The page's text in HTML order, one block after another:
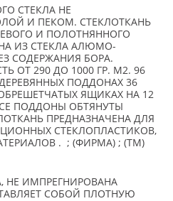
СТЕКЛА НЕ
И ПЕКОМ. СТЕКЛОТКАНЬ
И ПОЛОТНЯННОГО
ИЗ СТЕКЛА АЛЮМО-
СОДЕРЖАНИЯ БОРА.
ОТ 290 ДО 1000 ГР. М2. 96
ПОДДОНАХ 36
ЯЩИКАХ НА 12
ПОДДОНЫ ОБТЯНУТЫ
ПРЕДНАЗНАЧЕНА ДЛЯ
СТЕКЛОПЛАСТИКОВ,
. ; (ФИРМА) ; (TM)
НЕ ИМПРЕГНИРОВАНА
СОБОЙ ПЛОТНУЮ